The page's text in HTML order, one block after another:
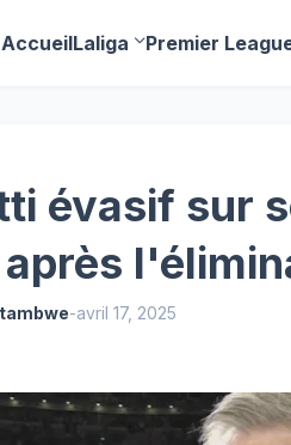
AccueilLaliga Premier
évasif sur
-avril 17, 2025